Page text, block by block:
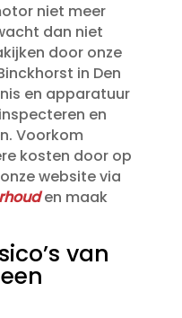
niet meer
dan niet
door onze
in Den
en apparatuur
en
Voorkom
kosten door op
website via
en maak
van